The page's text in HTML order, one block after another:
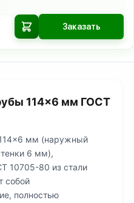
Заказать
114×6 мм ГОСТ
мм (наружный
6 мм),
10705-80 из стали
собой
полностью